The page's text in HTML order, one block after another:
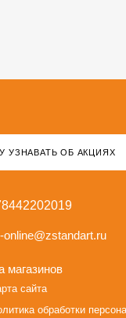
УЗНАВАТЬ ОБ АКЦИЯХ
online@zstandart.ru
магазинов
сайта
обработки